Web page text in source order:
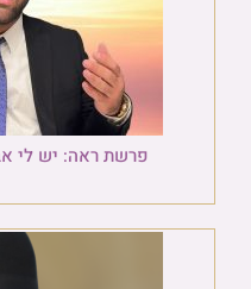
פרשת ראה: יש לי